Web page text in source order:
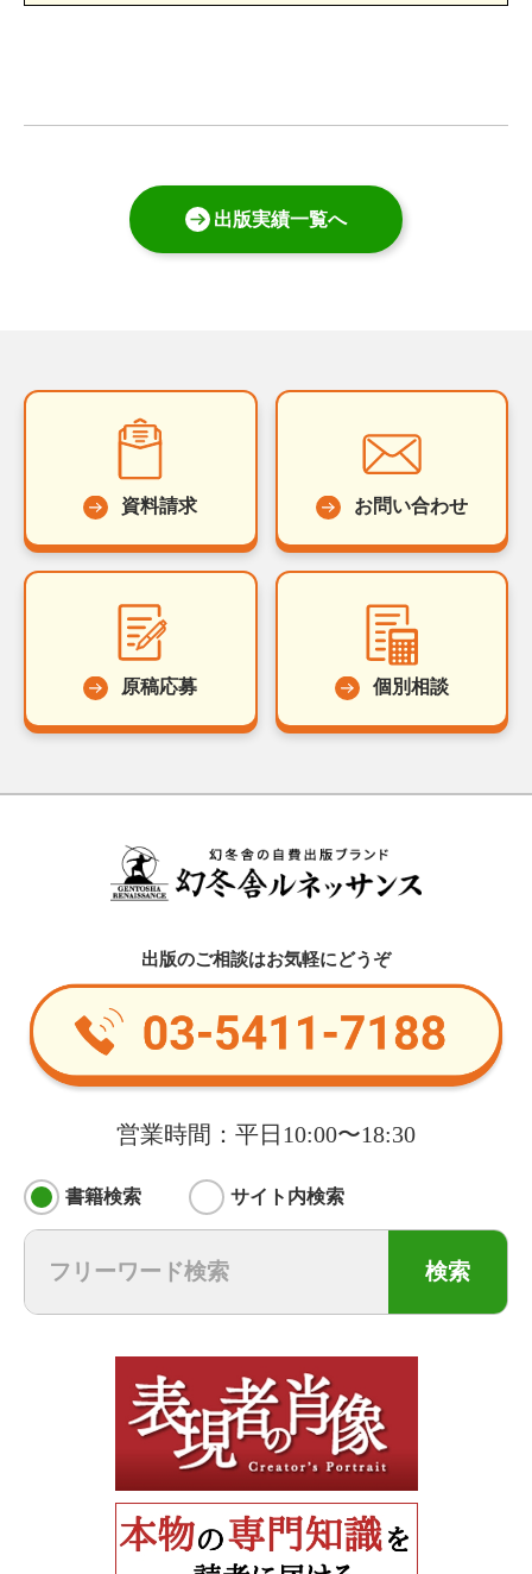
出版実績一覧へ
資料請求 お問い合わせ
原稿応募 個別相談
出版のご相談はお気軽にどうぞ
営業時間：平日10:00〜18:30
書籍検索 サイト内検索
検索